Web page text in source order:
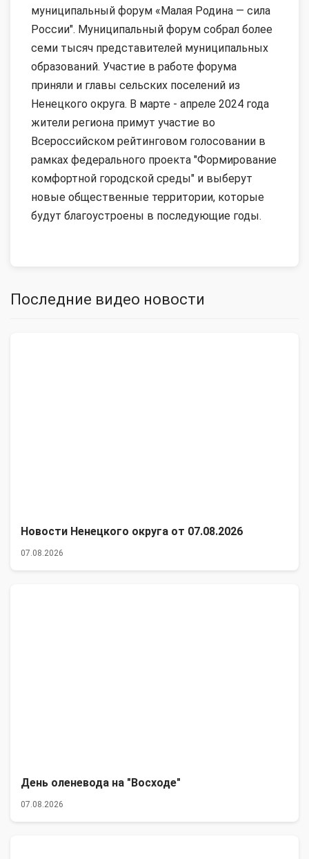
муниципальный форум «Малая Родина — сила
России". Муниципальный форум собрал более
семи тысяч представителей муниципальных
образований. Участие в работе форума
приняли и главы сельских поселений из
Ненецкого округа. В марте - апреле 2024 года
жители региона примут участие во
Всероссийском рейтинговом голосовании в
рамках федерального проекта "Формирование
комфортной городской среды" и выберут
новые общественные территории, которые
будут благоустроены в последующие годы.
Последние видео новости
Новости Ненецкого округа от 07.08.2026
07.08.2026
День оленевода на "Восходе"
07.08.2026